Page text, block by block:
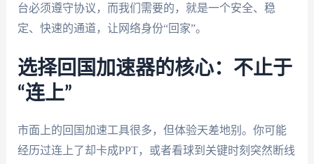
台必须遵守协议，而我们需要的，就是一个安全、稳
定、快速的通道，让网络身份“回家”。
选择回国加速器的核心：不止于
“连上”
市面上的回国加速工具很多，但体验天差地别。你可能
经历过连上了却卡成PPT，或者看球到关键时刻突然断线